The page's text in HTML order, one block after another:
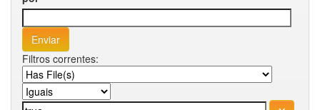
Filtros correntes: